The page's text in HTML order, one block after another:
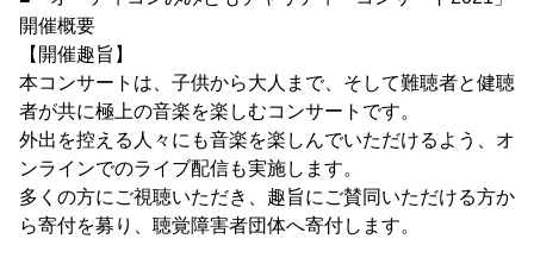
開催概要
【開催趣旨】
本コンサートは、子供から大人まで、そして難聴者と健聴
者が共に極上の音楽を楽しむコンサートです。
外出を控える人々にも音楽を楽しんでいただけるよう、オ
ンラインでのライブ配信も実施します。
多くの方にご視聴いただき、趣旨にご賛同いただける方か
ら寄付を募り、聴覚障害者団体へ寄付します。